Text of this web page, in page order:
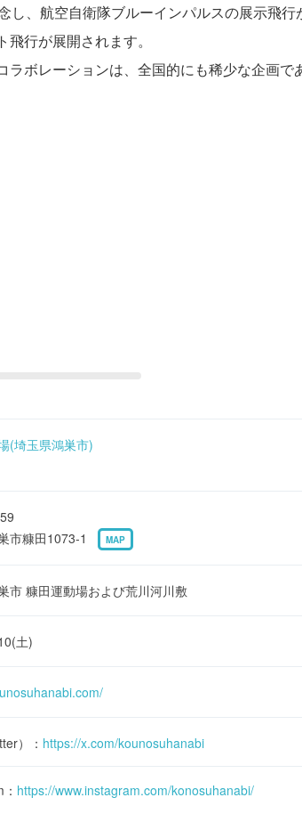
し、航空自衛隊ブルーインパルスの展示飛
行が展開されます。
ボレーションは、全国的にも稀少な企画で
(埼玉県鴻巣市)
市糠田1073-1
MAP
市 糠田運動場および荒川河川敷
土)
）： https://x.com/kounosuhanabi
https://www.instagram.com/konosuhanabi/